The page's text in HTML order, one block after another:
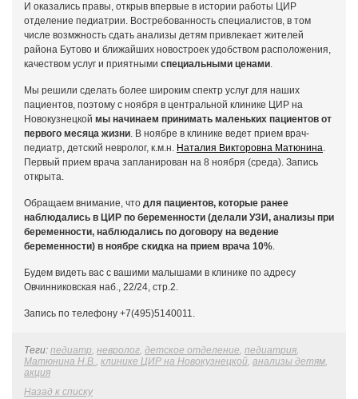
И оказались правы, открыв впервые в истории работы ЦИР
отделение педиатрии. Востребованность специалистов, в том
числе возмжность сдать анализы детям привлекает жителей
района Бутово и ближайших новостроек удобством расположения,
качеством услуг и приятными специальными ценами.
Мы решили сделать более широким спектр услуг для наших
пациентов, поэтому с ноября в центральной клинике ЦИР на
Новокузнецкой мы начинаем принимать маленьких пациентов от
первого месяца жизни. В ноябре в клинике ведет прием врач-
педиатр, детский невролог, к.м.н. Наталия Викторовна Матюнина.
Первый прием врача запланирован на 8 ноября (среда). Запись
открыта.
Обращаем внимание, что для пациентов, которые ранее
наблюдались в ЦИР по беременности (делали УЗИ, анализы при
беременности, наблюдались по договору на ведение
беременности) в ноябре скидка на прием врача 10%.
Будем видеть вас с вашими малышами в клинике по адресу
Овчинниковская наб., 22/24, стр.2.
Запись по телефону +7(495)5140011.
Теги: педиатр, невролог, детское отделение, педиатрия,
Матюнина Н.В., клинике ЦИР на Новокузнецкой, анализы детям,
акция
Назад к списку